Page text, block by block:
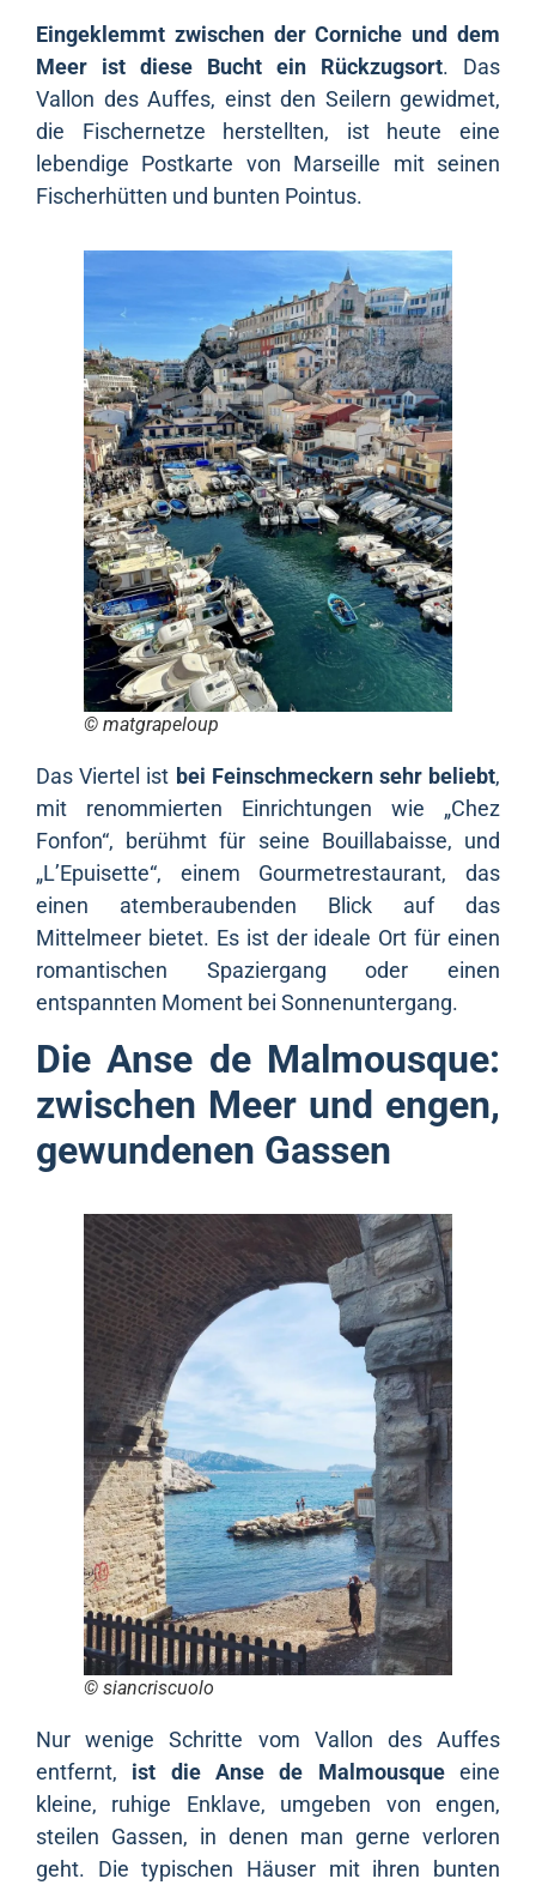
Eingeklemmt zwischen der Corniche und dem
Meer ist diese Bucht ein Rückzugsort. Das
Vallon des Auffes, einst den Seilern gewidmet,
die Fischernetze herstellten, ist heute eine
lebendige Postkarte von Marseille mit seinen
Fischerhütten und bunten Pointus.
© matgrapeloup
Das Viertel ist bei Feinschmeckern sehr beliebt,
mit renommierten Einrichtungen wie „Chez
Fonfon“, berühmt für seine Bouillabaisse, und
„L’Epuisette“, einem Gourmetrestaurant, das
einen atemberaubenden Blick auf das
Mittelmeer bietet. Es ist der ideale Ort für einen
romantischen Spaziergang oder einen
entspannten Moment bei Sonnenuntergang.
Die Anse de Malmousque:
zwischen Meer und engen,
gewundenen Gassen
© siancriscuolo
Nur wenige Schritte vom Vallon des Auffes
entfernt, ist die Anse de Malmousqueeine
kleine, ruhige Enklave, umgeben von engen,
steilen Gassen, in denen man gerne verloren
geht. Die typischen Häuser mit ihren bunten